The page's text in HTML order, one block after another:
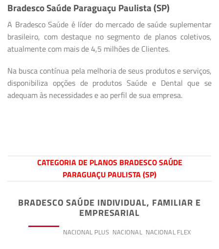
Bradesco Saúde Paraguaçu Paulista (SP)
A Bradesco Saúde é líder do mercado de saúde suplementar
brasileiro, com destaque no segmento de planos coletivos,
atualmente com mais de 4,5 milhões de Clientes.
Na busca contínua pela melhoria de seus produtos e serviços,
disponibiliza opções de produtos Saúde e Dental que se
adequam às necessidades e ao perfil de sua empresa.
CATEGORIA DE PLANOS BRADESCO SAÚDE
PARAGUAÇU PAULISTA (SP)
BRADESCO SAÚDE INDIVIDUAL, FAMILIAR E
EMPRESARIAL
NACIONAL PLUS NACIONAL NACIONAL FLEX